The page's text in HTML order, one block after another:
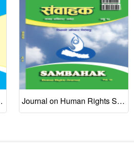
Dec 2020 Journal on Human Rights Sambahak Vol. 16, Sep 2020